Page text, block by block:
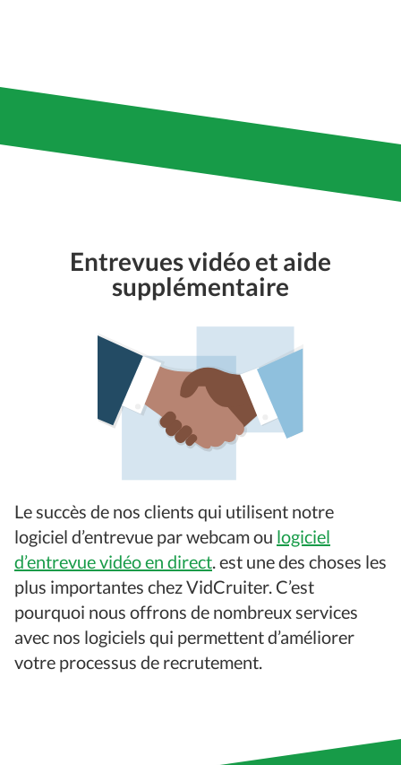
Entrevues vidéo et aide
supplémentaire
Le succès de nos clients qui utilisent notre
logiciel d’entrevue par webcam ou logiciel
d’entrevue vidéo en direct. est une des choses les
plus importantes chez VidCruiter. C’est
pourquoi nous offrons de nombreux services
avec nos logiciels qui permettent d’améliorer
votre processus de recrutement.